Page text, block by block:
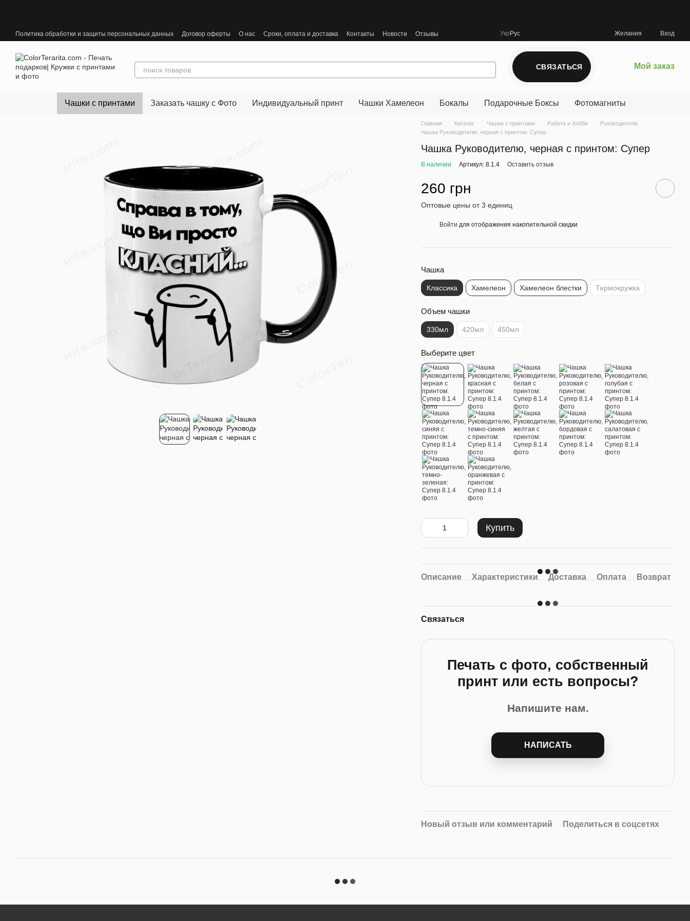
Политика обработки и защиты персональных данных Договор оферты О нас Сроки, оплата и доставка Контакты Новости Отзывы Укр Рус Желания Вход
СВЯЗАТЬСЯ Мой заказ
Чашки с принтами Заказать чашку с Фото Индивидуальный принт Чашки Хамелеон Бокалы Подарочные Боксы Фотомагниты
Главная Каталог Чашки с принтами Работа и Хобби
Руководителю
Чашка Руководителю, черная с принтом: Супер
Чашка Руководителю, черная с принтом: Супер
В наличии Артикул: 8.1.4 Оставить отзыв
260 грн
Оптовые цены от 3 единиц
Войти для отображения накопительной скидки
Чашка
Классика Хамелеон Хамелеон блестки Термокружка
Объем чашки
330мл 420мл 450мл
Выберите цвет
Купить
Описание Характеристики Доставка Оплата Возврат
Связаться
Печать с фото, собственный
принт или есть вопросы?
Напишите нам.
НАПИСАТЬ
Новый отзыв или комментарий Поделиться в соцсетях